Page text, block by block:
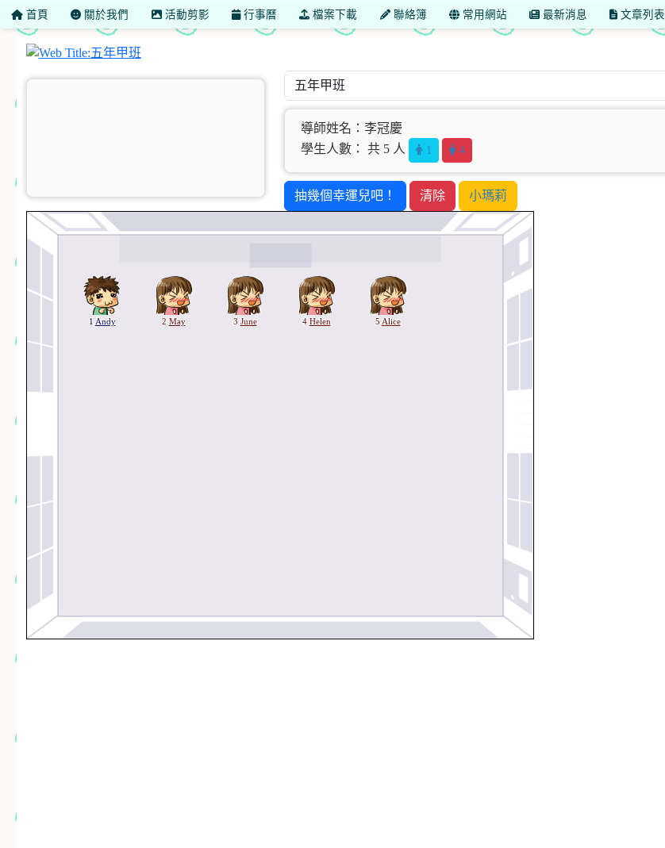
首頁 關於我們 活動剪影 行事曆 檔案下載 聯絡簿 常用網站 最新消息 文章列表
五年甲班
導師姓名：李冠慶
學生人數： 共 5 人
1 4
抽幾個幸運兒吧！ 清除 小瑪莉
1 Andy 2 May 3 June 4 Helen 5 Alice